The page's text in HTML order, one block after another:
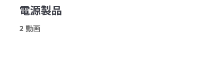
電源製品
2 動画